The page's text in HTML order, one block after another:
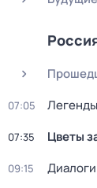
07:05
07:35 Цветы
09:15